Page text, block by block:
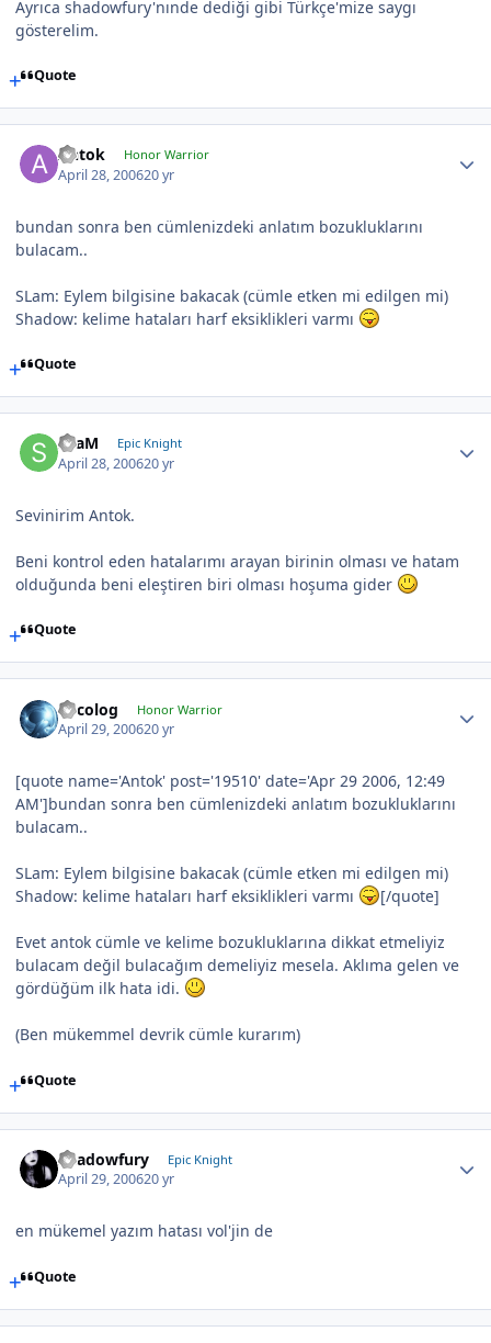
Ayrıca shadowfury'nınde dediği gibi Türkçe'mize saygı
gösterelim.
Quote
Antok Honor Warrior
April 28, 200620 yr
bundan sonra ben cümlenizdeki anlatım bozukluklarını
bulacam..
SLam: Eylem bilgisine bakacak (cümle etken mi edilgen mi)
Shadow: kelime hataları harf eksiklikleri varmı
Quote
SLaM Epic Knight
April 28, 200620 yr
Sevinirim Antok.
Beni kontrol eden hatalarımı arayan birinin olması ve hatam
olduğunda beni eleştiren biri olması hoşuma gider
Quote
Orcolog Honor Warrior
April 29, 200620 yr
[quote name='Antok' post='19510' date='Apr 29 2006, 12:49
AM']bundan sonra ben cümlenizdeki anlatım bozukluklarını
bulacam..
SLam: Eylem bilgisine bakacak (cümle etken mi edilgen mi)
Shadow: kelime hataları harf eksiklikleri varmı
[/quote]
Evet antok cümle ve kelime bozukluklarına dikkat etmeliyiz
bulacam değil bulacağım demeliyiz mesela. Aklıma gelen ve
gördüğüm ilk hata idi.
(Ben mükemmel devrik cümle kurarım)
Quote
Shadowfury Epic Knight
April 29, 200620 yr
en mükemel yazım hatası vol'jin de
Quote